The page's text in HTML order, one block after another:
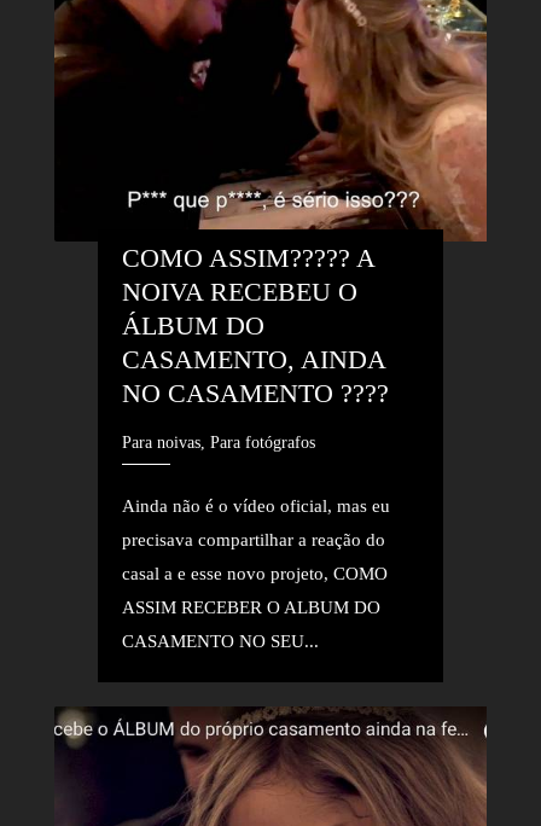
COMO ASSIM????? A
NOIVA RECEBEU O
ÁLBUM DO
CASAMENTO, AINDA
NO CASAMENTO ????
Para noivas, Para fotógrafos
Ainda não é o vídeo oficial, mas eu
precisava compartilhar a reação do
casal a e esse novo projeto, COMO
ASSIM RECEBER O ALBUM DO
CASAMENTO NO SEU...